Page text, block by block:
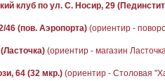
клуб по ул. С. Носир, 29
46 (пов. Аэропорта) (ориентир -
(ориентир - магазин
64 (32 мкр.) (ориентир - Столовая